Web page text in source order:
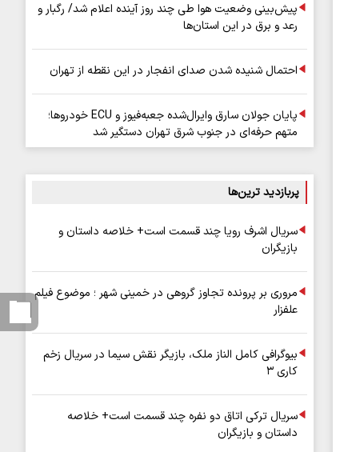
پیش‌بینی وضعیت هوا طی چند روز آینده اعلام شد/ رگبار و
رعد و برق در این استان‌ها
احتمال شنیده شدن صدای انفجار در این نقطه از تهران
پایان جولان سارق وایرال‌شده جعبه‌فیوز و ECU خودروها؛
متهم حرفه‌ای در جنوب شرق تهران دستگیر شد
پربازدید ترین‌ها
سریال اشرف رویا چند قسمت است+ خلاصه داستان و
بازیگران
مروری بر پرونده تجاوز گروهی در خمینی شهر ؛ موضوع فیلم
علفزار
بیوگرافی کامل الناز ملک، بازیگر نقش سیما در سریال زخم
کاری ۳
سریال ترکی اتاق دو نفره چند قسمت است+ خلاصه
داستان و بازیگران